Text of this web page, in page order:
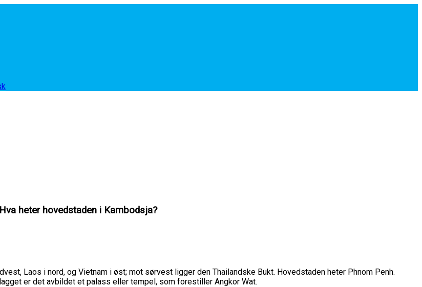
Hva heter hovedstaden i Kambodsja?
Laos i nord, og Vietnam i øst; mot sørvest ligger den Thailandske Bukt. Hovedstaden heter Phnom Penh.
er det avbildet et palass eller tempel, som forestiller Angkor Wat.